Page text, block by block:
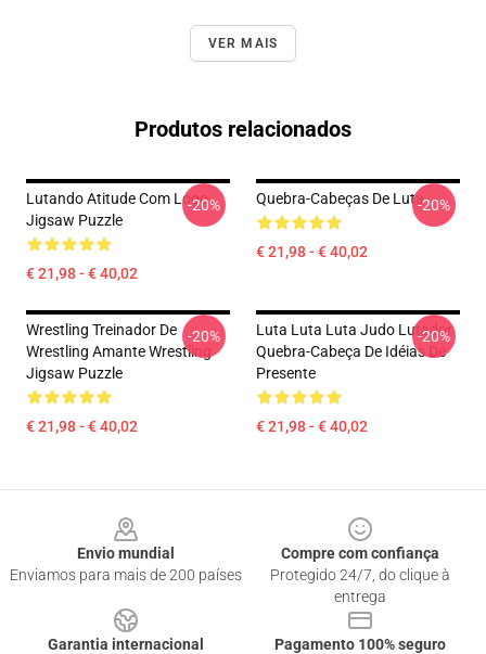
VER MAIS
Produtos relacionados
Lutando Atitude Com Logo
Jigsaw Puzzle
€ 21,98 - € 40,02
-20% Quebra-Cabeças De Luta
€ 21,98 - € 40,02
-20%
Wrestling Treinador De
Wrestling Amante Wrestling
Jigsaw Puzzle
€ 21,98 - € 40,02
-20%
Luta Luta Luta Judo Lutador
Quebra-Cabeça De Idéias De
Presente
€ 21,98 - € 40,02
-20%
Envio mundial
Enviamos para mais de 200 países
Compre com confiança
Protegido 24/7, do clique à
entrega
Garantia internacional
Pagamento 100% seguro